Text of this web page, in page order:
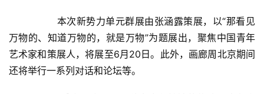
术
研
究
万物的、知道万物的，就是万物”为题展出，聚焦中国青年
艺术家和策展人，将展至6月20日。此外，画廊周北京期间
还将举行一系列对话和论坛等。